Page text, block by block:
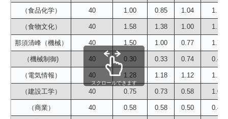
（食品化学） 40 1.00 0.85 1.04 1.15
（食物文化） 40 1.58 1.38 1.00 1.25
那須清峰（機械） 40 1.50 1.00 0.77 1.70
（機械制御) 40 0.30 0.33 0.74 0.40
（電気情報） 40 1.28 1.18 1.12 1.25
（建設工学） 40 0.75 0.73 0.58 1.00
（商業） 40 0.58 0.58 0.50 0.45
スクロールできます